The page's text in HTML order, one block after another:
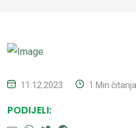
11.12.2023 1 Min čitanja
PODIJELI: